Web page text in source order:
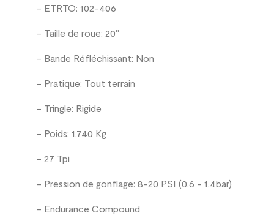
- ETRTO: 102-406
- Taille de roue: 20"
- Bande Réfléchissant: Non
- Pratique: Tout terrain
- Tringle: Rigide
- Poids: 1.740 Kg
- 27 Tpi
- Pression de gonflage: 8-20 PSI (0.6 - 1.4bar)
- Endurance Compound